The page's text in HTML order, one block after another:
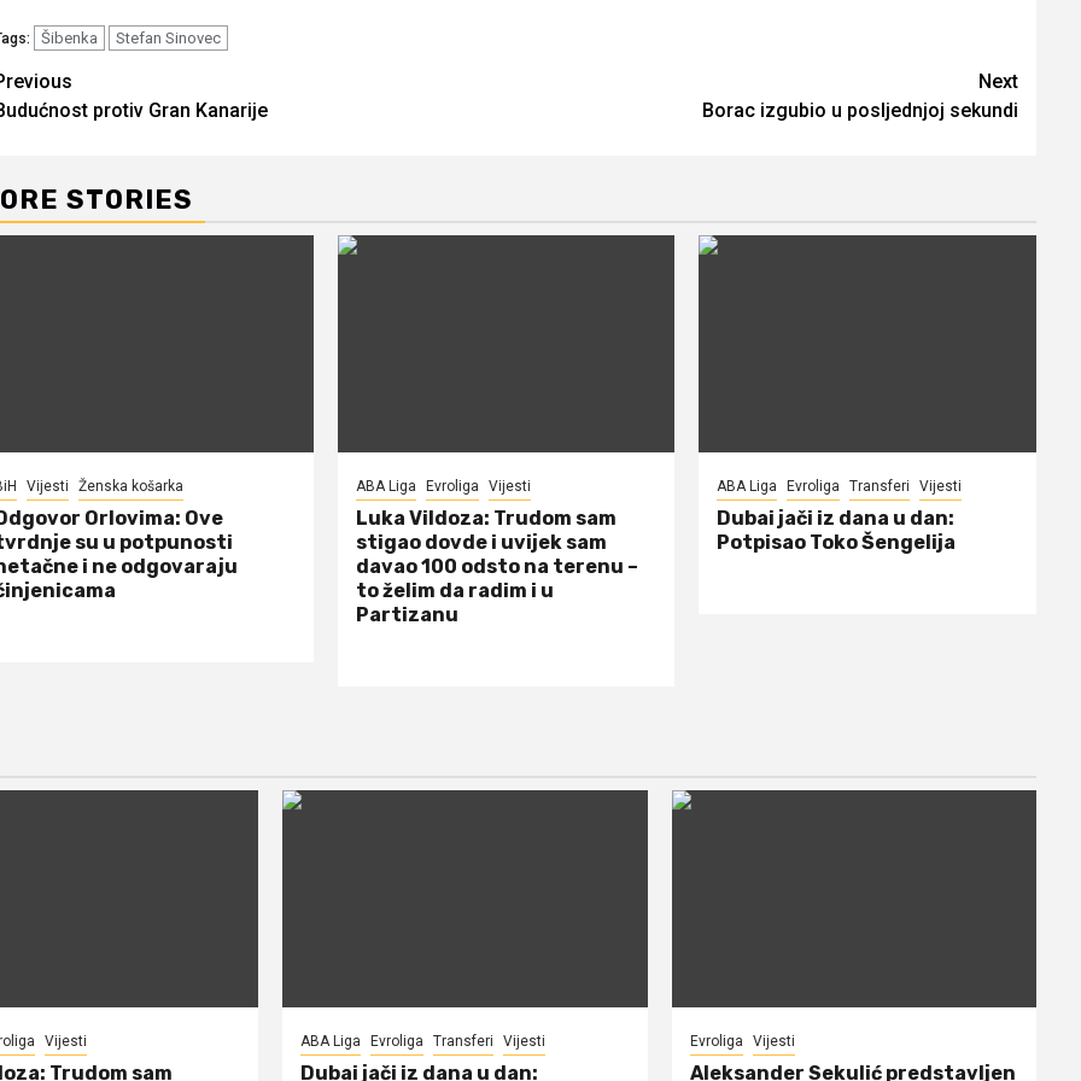
Šibenka Stefan Sinovec
protiv Gran Kanarije
Next
Borac izgubio u posljednjoj sekundi
STORIES
Vijesti Ženska košarka
Orlovima: ​Ove
su u potpunosti
i ne odgovaraju
ABA Liga Evroliga Vijesti
Luka Vildoza: Trudom sam
stigao dovde i uvijek sam
davao 100 odsto na terenu –
to želim da radim i u
Partizanu
ABA Liga Evroliga Transferi Vijesti
Dubai jači iz dana u dan:
Potpisao Toko Šengelija
Vijesti
Trudom sam
ABA Liga Evroliga Transferi Vijesti
Dubai jači iz dana u dan:
Evroliga Vijesti
Aleksander Sekulić predstavljen